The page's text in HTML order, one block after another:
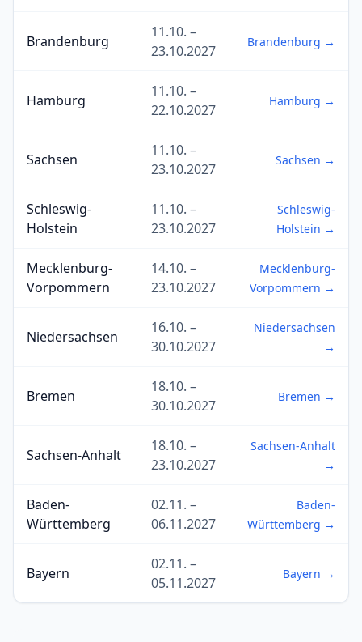
Brandenburg
11.10. –
23.10.2027
Brandenburg →
Hamburg
11.10. –
22.10.2027
Hamburg →
Sachsen
11.10. –
23.10.2027
Sachsen →
Schleswig-
Holstein
11.10. –
23.10.2027
Schleswig-
Holstein →
Mecklenburg-
Vorpommern
14.10. –
23.10.2027
Mecklenburg-
Vorpommern →
Niedersachsen
16.10. –
30.10.2027
Niedersachsen
→
Bremen
18.10. –
30.10.2027
Bremen →
Sachsen-Anhalt
18.10. –
23.10.2027
Sachsen-Anhalt
→
Baden-
Württemberg
02.11. –
06.11.2027
Baden-
Württemberg →
Bayern
02.11. –
05.11.2027
Bayern →